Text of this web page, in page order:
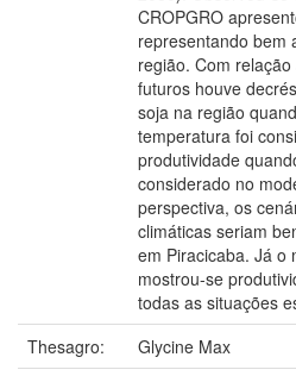
CROPGRO
representando bem
região. Com
futuros houve
soja na região
temperatura foi
produtividade
considerado no
perspectiva, os
climáticas seriam
em Piracicaba. Já o
mostrou-se
todas as situações
Thesagro:
Glycine Max